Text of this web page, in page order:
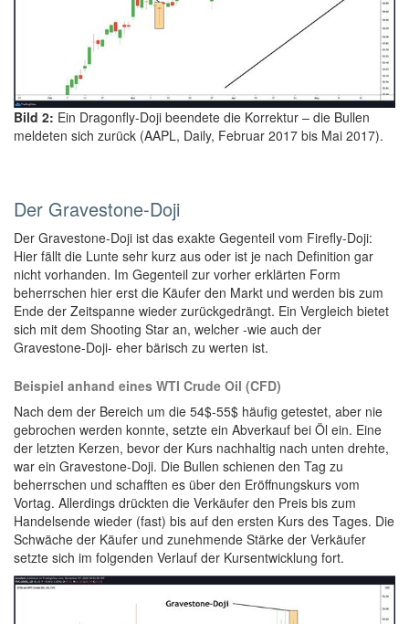
Bild 2: Ein Dragonfly-Doji beendete die Korrektur – die Bullen
meldeten sich zurück (AAPL, Daily, Februar 2017 bis Mai 2017).
Der Gravestone-Doji
Der Gravestone-Doji ist das exakte Gegenteil vom Firefly-Doji:
Hier fällt die Lunte sehr kurz aus oder ist je nach Definition gar
nicht vorhanden. Im Gegenteil zur vorher erklärten Form
beherrschen hier erst die Käufer den Markt und werden bis zum
Ende der Zeitspanne wieder zurückgedrängt. Ein Vergleich bietet
sich mit dem Shooting Star an, welcher -wie auch der
Gravestone-Doji- eher bärisch zu werten ist.
Beispiel anhand eines WTI Crude Oil (CFD)
Nach dem der Bereich um die 54$-55$ häufig getestet, aber nie
gebrochen werden konnte, setzte ein Abverkauf bei Öl ein. Eine
der letzten Kerzen, bevor der Kurs nachhaltig nach unten drehte,
war ein Gravestone-Doji. Die Bullen schienen den Tag zu
beherrschen und schafften es über den Eröffnungskurs vom
Vortag. Allerdings drückten die Verkäufer den Preis bis zum
Handelsende wieder (fast) bis auf den ersten Kurs des Tages. Die
Schwäche der Käufer und zunehmende Stärke der Verkäufer
setzte sich im folgenden Verlauf der Kursentwicklung fort.